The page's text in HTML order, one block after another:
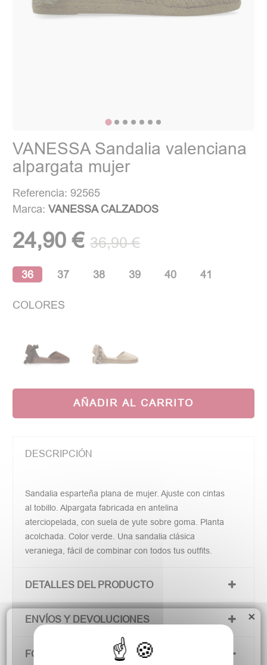
VANESSA Sandalia valenciana
alpargata mujer
Referencia: 92565
Marca:VANESSA CALZADOS
24,90 € 36,90 €
36 37 38 39 40 41
COLORES
AÑADIR AL CARRITO
DESCRIPCIÓN
Sandalia esparteña plana de mujer. Ajuste con cintas
al tobillo. Alpargata fabricada en antelina
aterciopelada, con suela de yute sobre goma. Planta
acolchada. Color verde. Una sandalia clásica
veraniega, fácil de combinar con todos tus outfits.
DETALLES DEL PRODUCTO
ENVÍOS Y DEVOLUCIONES
FORMAS DE PAGO
×